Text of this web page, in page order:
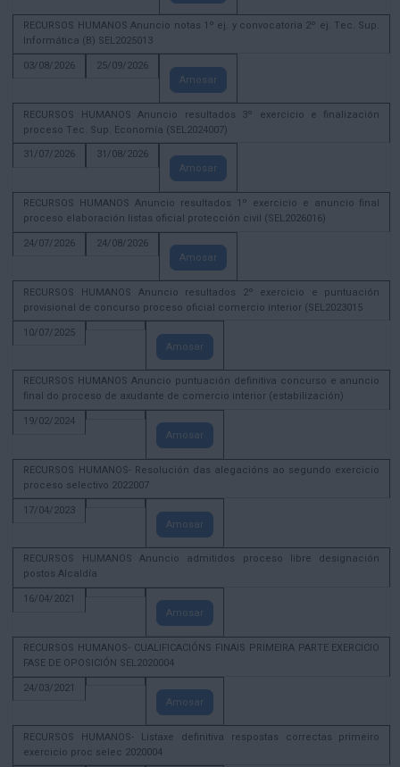
RECURSOS HUMANOS Anuncio notas 1º ej. y convocatoria 2º ej. Tec. Sup.
Informática (B) SEL2025013
03/08/2026
25/09/2026
Amosar
RECURSOS HUMANOS Anuncio resultados 3º exercicio e finalización
proceso Tec. Sup. Economía (SEL2024007)
31/07/2026
31/08/2026
Amosar
RECURSOS HUMANOS Anuncio resultados 1º exercicio e anuncio final
proceso elaboración listas oficial protección civil (SEL2026016)
24/07/2026
24/08/2026
Amosar
RECURSOS HUMANOS Anuncio resultados 2º exercicio e puntuación
provisional de concurso proceso oficial comercio interior (SEL2023015
10/07/2025
Amosar
RECURSOS HUMANOS Anuncio puntuación definitiva concurso e anuncio
final do proceso de axudante de comercio interior (estabilización)
19/02/2024
Amosar
RECURSOS HUMANOS- Resolución das alegacións ao segundo exercicio
proceso selectivo 2022007
17/04/2023
Amosar
RECURSOS HUMANOS Anuncio admitidos proceso libre designación
postos Alcaldía
16/04/2021
Amosar
RECURSOS HUMANOS- CUALIFICACIÓNS FINAIS PRIMEIRA PARTE EXERCICIO
FASE DE OPOSICIÓN SEL2020004
24/03/2021
Amosar
RECURSOS HUMANOS- Listaxe definitiva respostas correctas primeiro
exercicio proc selec 2020004